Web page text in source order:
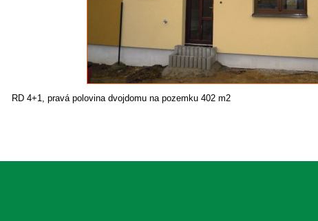
RD 4+1, pravá polovina dvojdomu na pozemku 402 m2